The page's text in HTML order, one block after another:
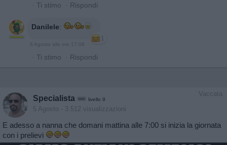
· Ti stimo · Rispondi
Danilele:
1
6 Agosto alle ore 17:08
· Ti stimo · Rispondi
Vaccata
Specialista livello 9
5 Agosto - 3.512 visualizzazioni
E adesso a nanna che domani mattina alle 7:00 si inizia la giornata
con i prelievi